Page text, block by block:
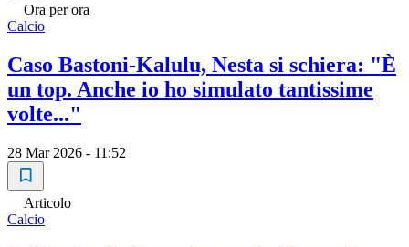
Ora per ora
Calcio
Caso Bastoni-Kalulu, Nesta si schiera: "È
un top. Anche io ho simulato tantissime
volte..."
28 Mar 2026 - 11:52
Articolo
Calcio